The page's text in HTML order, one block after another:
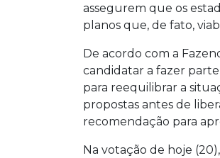
assegurem que os
planos que, de fato,
De acordo com a
candidatar a fazer
para reequilibrar a
propostas antes de
recomendação para
Na votação de hoje